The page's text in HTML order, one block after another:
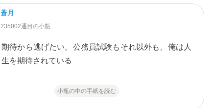
蒼月
235002通目の小瓶
期待から逃げたい。公務員試験もそれ以外も、俺は人
生を期待されている
小瓶の中の手紙を読む